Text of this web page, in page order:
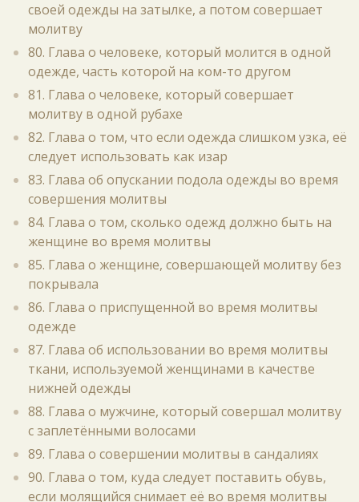
своей одежды на затылке, а потом совершает
молитву
80. Глава о человеке, который молится в одной
одежде, часть которой на ком-то другом
81. Глава о человеке, который совершает
молитву в одной рубахе
82. Глава о том, что если одежда слишком узка, её
следует использовать как изар
83. Глава об опускании подола одежды во время
совершения молитвы
84. Глава о том, сколько одежд должно быть на
женщине во время молитвы
85. Глава о женщине, совершающей молитву без
покрывала
86. Глава о приспущенной во время молитвы
одежде
87. Глава об использовании во время молитвы
ткани, используемой женщинами в качестве
нижней одежды
88. Глава о мужчине, который совершал молитву
с заплетёнными волосами
89. Глава о совершении молитвы в сандалиях
90. Глава о том, куда следует поставить обувь,
если молящийся снимает её во время молитвы